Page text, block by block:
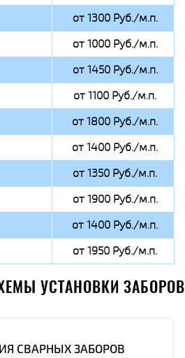
от 1300 Руб./м.п.
от 1000 Руб./м.п.
от 1450 Руб./м.п.
от 1100 Руб./м.п.
от 1800 Руб./м.п.
от 1400 Руб./м.п.
от 1350 Руб./м.п.
от 1900 Руб./м.п.
от 1400 Руб./м.п.
от 1950 Руб./м.п.
УСТАНОВКИ ЗАБОРОВ
СВАРНЫХ ЗАБОРОВ